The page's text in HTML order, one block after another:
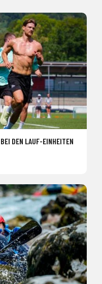
DEN LAUF-EINHEITEN